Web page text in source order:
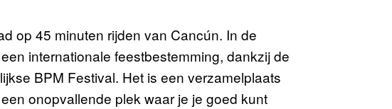
op 45 minuten rijden van Cancún. In de
internationale feestbestemming, dankzij de
BPM Festival. Het is een verzamelplaats
onopvallende plek waar je je goed kunt